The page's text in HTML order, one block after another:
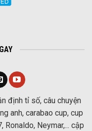
định tỉ số, câu chuyện
anh, carabao cup, cup
Ronaldo, Neymar,... cập